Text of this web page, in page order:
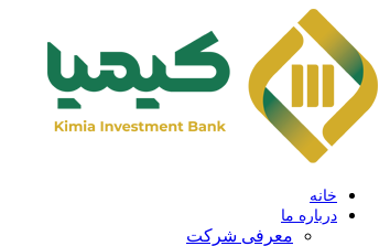
خانه
درباره ما
معرفی شرکت